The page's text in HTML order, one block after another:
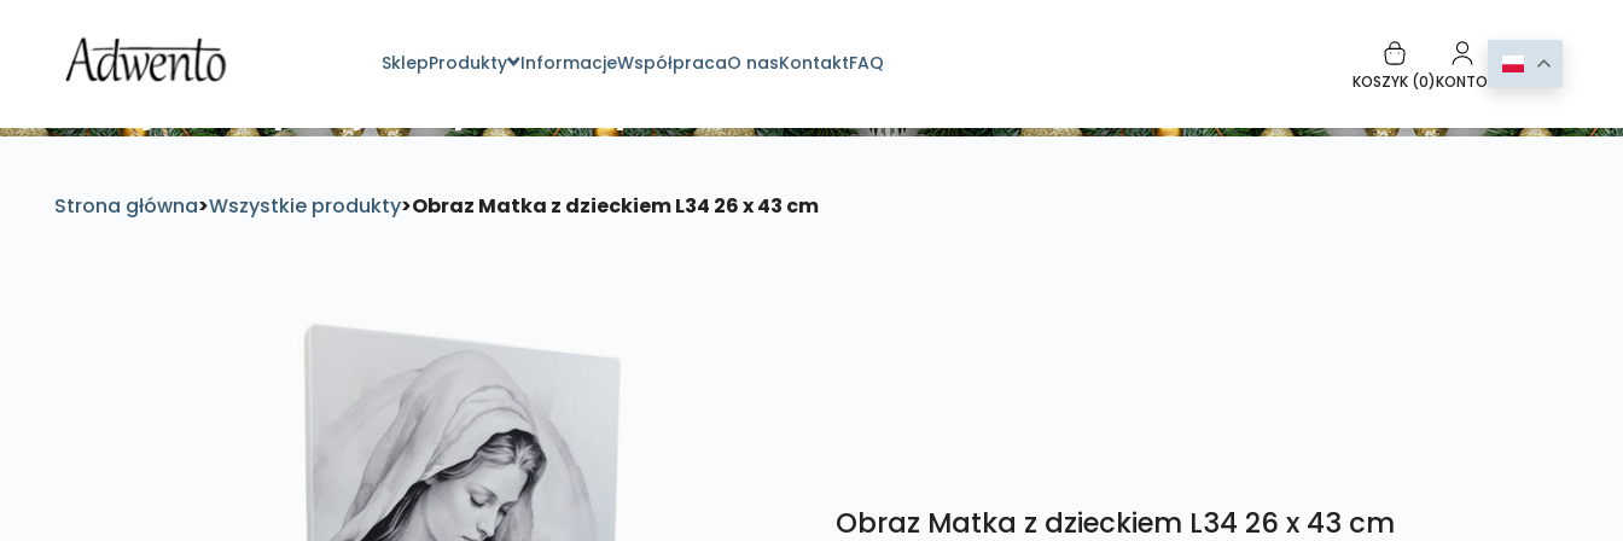
SklepProdukty InformacjeWspółpracaO nasKontaktFAQ
KOSZYK (0)KONTO
Strona główna>Wszystkie produkty>Obraz Matka z dzieckiem L34 26 x 43 cm
Obraz Matka z dzieckiem L34 26 x 43 cm